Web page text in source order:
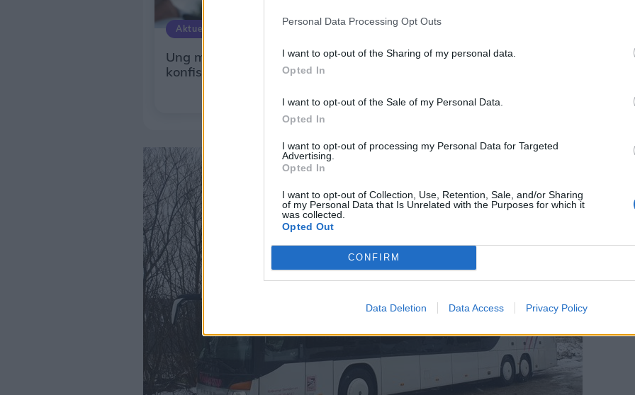
Personal Data Processing Opt Outs
I want to opt-out of the Sharing of my personal data.
Opted In
I want to opt-out of the Sale of my Personal Data.
Opted In
I want to opt-out of processing my Personal Data for Targeted
Advertising.
Opted In
I want to opt-out of Collection, Use, Retention, Sale, and/or Sharing
of my Personal Data that Is Unrelated with the Purposes for which it
was collected.
Opted Out
CONFIRM
Data Deletion Data Access Privacy Policy
Aktuelt
Ung mand risikerer både fængsel og
konfiskation af sin bil
I al stilhed har en ny aktør meldt